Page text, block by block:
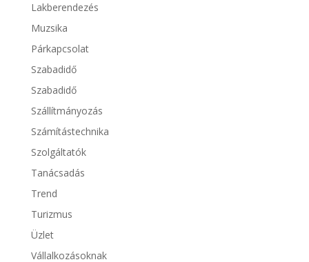
Lakberendezés
Muzsika
Párkapcsolat
Szabadidő
Szabadidő
Szállítmányozás
Számítástechnika
Szolgáltatók
Tanácsadás
Trend
Turizmus
Üzlet
Vállalkozásoknak